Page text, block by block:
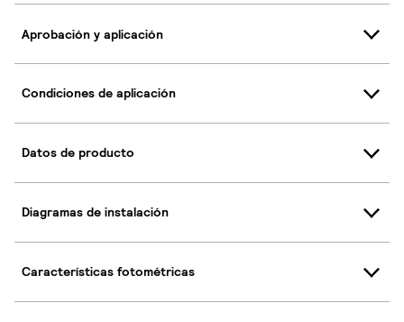
Aprobación y aplicación
Condiciones de aplicación
Datos de producto
Diagramas de instalación
Características fotométricas